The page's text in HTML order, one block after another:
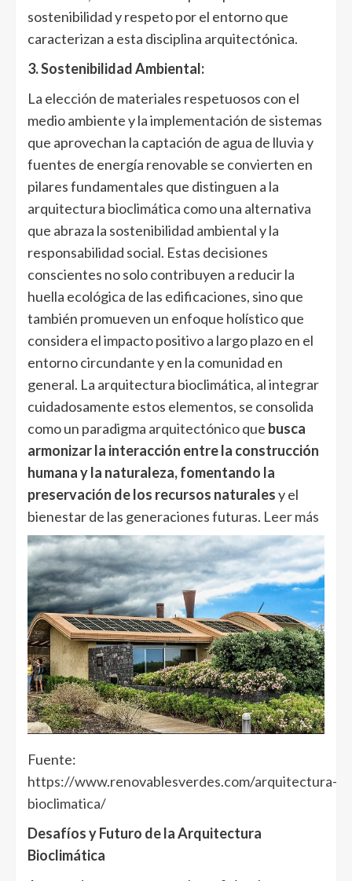
sostenibilidad y respeto por el entorno que
caracterizan a esta disciplina arquitectónica.
3. Sostenibilidad Ambiental:
La elección de materiales respetuosos con el
medio ambiente y la implementación de sistemas
que aprovechan la captación de agua de lluvia y
fuentes de energía renovable se convierten en
pilares fundamentales que distinguen a la
arquitectura bioclimática como una alternativa
que abraza la sostenibilidad ambiental y la
responsabilidad social. Estas decisiones
conscientes no solo contribuyen a reducir la
huella ecológica de las edificaciones, sino que
también promueven un enfoque holístico que
considera el impacto positivo a largo plazo en el
entorno circundante y en la comunidad en
general. La arquitectura bioclimática, al integrar
cuidadosamente estos elementos, se consolida
como un paradigma arquitectónico que busca
armonizar la interacción entre la construcción
humana y la naturaleza, fomentando la
preservación de los recursos naturalesy el
bienestar de las generaciones futuras. Leer más
Fuente:
https://www.renovablesverdes.com/arquitectura-
bioclimatica/
Desafíos y Futuro de la Arquitectura
Bioclimática